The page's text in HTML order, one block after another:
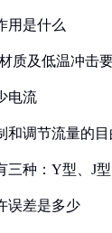
用是什么
质及低温冲击
电流
和调节流量的目
三种：Y型、J
误差是多少